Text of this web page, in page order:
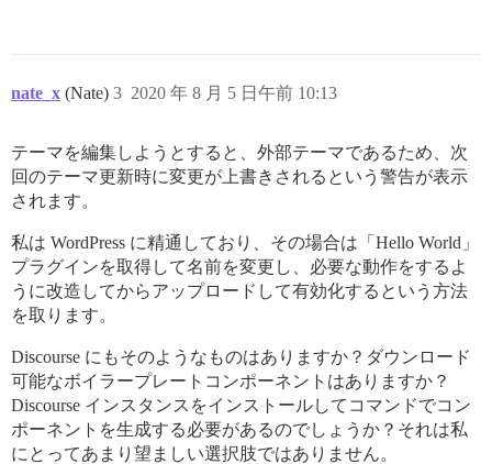
nate_x (Nate) 2020 年 8 月 5 日午前 10:13
3
テーマを編集しようとすると、外部テーマであるため、次
回のテーマ更新時に変更が上書きされるという警告が表示
されます。
私は WordPress に精通しており、その場合は「Hello World」
プラグインを取得して名前を変更し、必要な動作をするよ
うに改造してからアップロードして有効化するという方法
を取ります。
Discourse にもそのようなものはありますか？ダウンロード
可能なボイラープレートコンポーネントはありますか？
Discourse インスタンスをインストールしてコマンドでコン
ポーネントを生成する必要があるのでしょうか？それは私
にとってあまり望ましい選択肢ではありません。